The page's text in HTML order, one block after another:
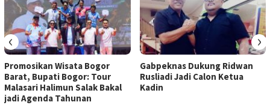
Promosikan Wisata Bogor
Barat, Bupati Bogor: Tour
Malasari Halimun Salak Bakal
jadi Agenda Tahunan
Gabpeknas Dukung Ridwan
Rusliadi Jadi Calon Ketua
Kadin
‹ ›